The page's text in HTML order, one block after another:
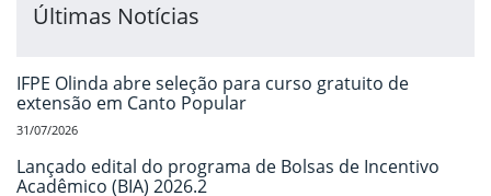
Últimas Notícias
IFPE Olinda abre seleção para curso gratuito de
extensão em Canto Popular
31/07/2026
Lançado edital do programa de Bolsas de Incentivo
Acadêmico (BIA) 2026.2